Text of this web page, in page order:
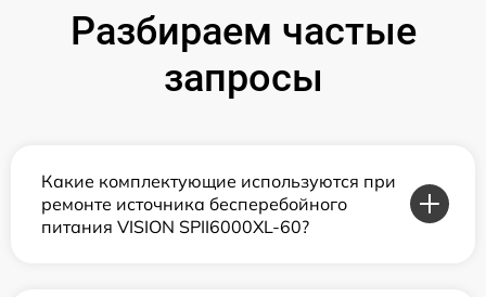
Разбираем частые
запросы
Какие комплектующие используются при
ремонте источника бесперебойного
питания VISION SPII6000XL-60?